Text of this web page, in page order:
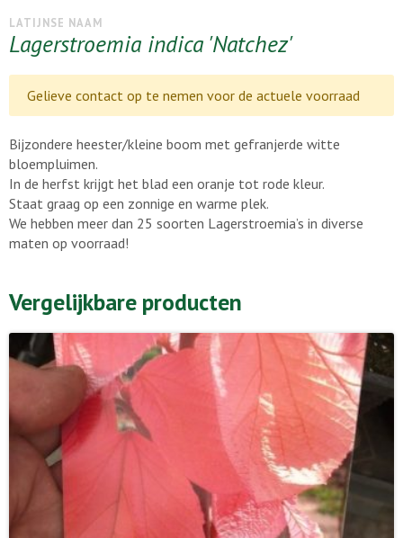
LATIJNSE NAAM
Lagerstroemia indica 'Natchez'
Gelieve contact op te nemen voor de actuele voorraad
Bijzondere heester/kleine boom met gefranjerde witte
bloempluimen.
In de herfst krijgt het blad een oranje tot rode kleur.
Staat graag op een zonnige en warme plek.
We hebben meer dan 25 soorten Lagerstroemia’s in diverse
maten op voorraad!
Vergelijkbare producten